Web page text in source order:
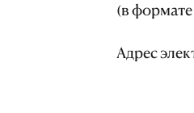
(в формате
Адрес